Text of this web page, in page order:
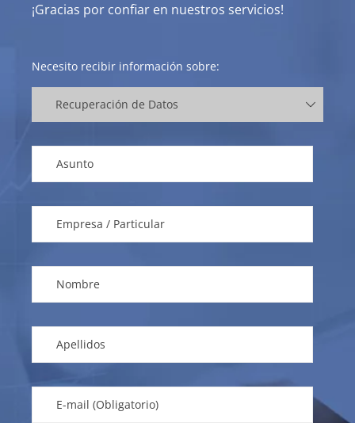
¡Gracias por confiar en nuestros servicios!
Necesito recibir información sobre: